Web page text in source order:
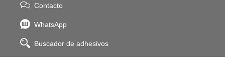
Contacto
WhatsApp
Buscador de adhesivos